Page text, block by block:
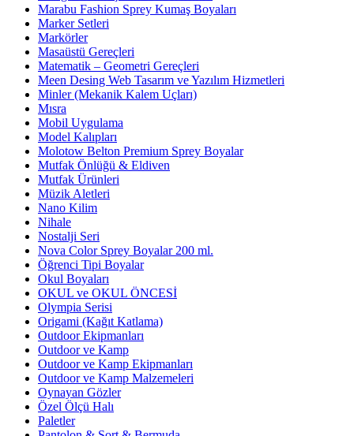
Marabu Fashion Sprey Kumaş Boyaları
Marker Setleri
Markörler
Masaüstü Gereçleri
Matematik – Geometri Gereçleri
Meen Desing Web Tasarım ve Yazılım Hizmetleri
Minler (Mekanik Kalem Uçları)
Mısra
Mobil Uygulama
Model Kalıpları
Molotow Belton Premium Sprey Boyalar
Mutfak Önlüğü & Eldiven
Mutfak Ürünleri
Müzik Aletleri
Nano Kilim
Nihale
Nostalji Seri
Nova Color Sprey Boyalar 200 ml.
Öğrenci Tipi Boyalar
Okul Boyaları
OKUL ve OKUL ÖNCESİ
Olympia Serisi
Origami (Kağıt Katlama)
Outdoor Ekipmanları
Outdoor ve Kamp
Outdoor ve Kamp Ekipmanları
Outdoor ve Kamp Malzemeleri
Oynayan Gözler
Özel Ölçü Halı
Paletler